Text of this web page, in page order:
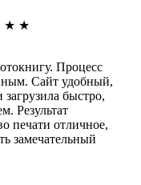
★ ★
Процесс
Сайт удобный,
быстро,
Результат
печати отличное,
замечательный